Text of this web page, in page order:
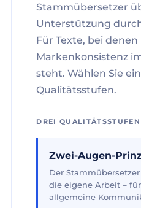
Stammübersetzer
Unterstützung
Für Texte, bei
Markenkonsistenz
steht. Wählen Sie
Qualitätsstufen.
DREI QUALITÄTSSTUFEN
Zwei-Augen-
Der
die eigene Arbeit –
allgemeine